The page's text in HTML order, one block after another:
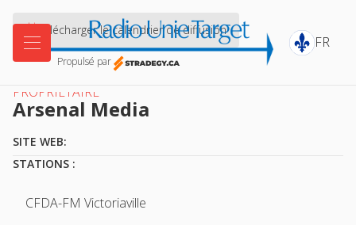
 FR
PROPRIÉTAIRE
Arsenal Media
SITE WEB:
STATIONS :
CFDA-FM Victoriaville
Télécharger le calendrier de diffusion
Propulsé par